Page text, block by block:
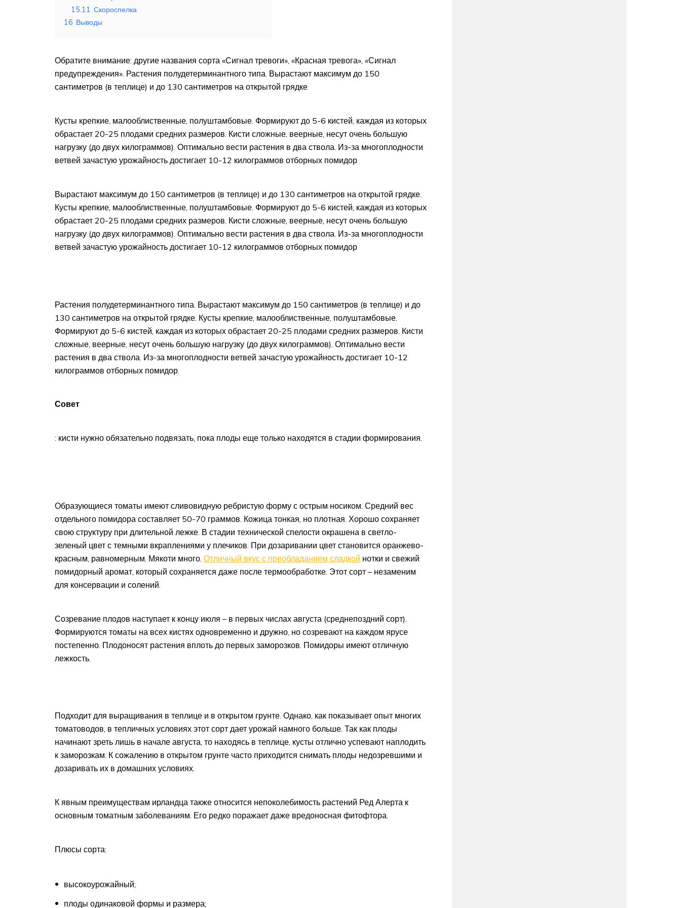
15.11 Скороспелка
16 Выводы
Обратите внимание: другие названия сорта «Сигнал тревоги», «Красная тревога», «Сигнал
предупреждения». Растения полудетерминантного типа. Вырастают максимум до 150
сантиметров (в теплице) и до 130 сантиметров на открытой грядке
Кусты крепкие, малооблиственные, полуштамбовые. Формируют до 5-6 кистей, каждая из которых
обрастает 20-25 плодами средних размеров. Кисти сложные, веерные, несут очень большую
нагрузку (до двух килограммов). Оптимально вести растения в два ствола. Из-за многоплодности
ветвей зачастую урожайность достигает 10-12 килограммов отборных помидор
Вырастают максимум до 150 сантиметров (в теплице) и до 130 сантиметров на открытой грядке.
Кусты крепкие, малооблиственные, полуштамбовые. Формируют до 5-6 кистей, каждая из которых
обрастает 20-25 плодами средних размеров. Кисти сложные, веерные, несут очень большую
нагрузку (до двух килограммов). Оптимально вести растения в два ствола. Из-за многоплодности
ветвей зачастую урожайность достигает 10-12 килограммов отборных помидор
Растения полудетерминантного типа. Вырастают максимум до 150 сантиметров (в теплице) и до
130 сантиметров на открытой грядке. Кусты крепкие, малооблиственные, полуштамбовые.
Формируют до 5-6 кистей, каждая из которых обрастает 20-25 плодами средних размеров. Кисти
сложные, веерные, несут очень большую нагрузку (до двух килограммов). Оптимально вести
растения в два ствола. Из-за многоплодности ветвей зачастую урожайность достигает 10-12
килограммов отборных помидор.
Совет
: кисти нужно обязательно подвязать, пока плоды еще только находятся в стадии формирования.
Образующиеся томаты имеют сливовидную ребристую форму с острым носиком. Средний вес
отдельного помидора составляет 50-70 граммов. Кожица тонкая, но плотная. Хорошо сохраняет
свою структуру при длительной лежке. В стадии технической спелости окрашена в светло-
зеленый цвет с темными вкраплениями у плечиков. При дозаривании цвет становится оранжево-
красным, равномерным. Мякоти много. Отличный вкус с преобладанием сладкой нотки и свежий
помидорный аромат, который сохраняется даже после термообработке. Этот сорт – незаменим
для консервации и солений.
Созревание плодов наступает к концу июля – в первых числах августа (среднепоздний сорт).
Формируются томаты на всех кистях одновременно и дружно, но созревают на каждом ярусе
постепенно. Плодоносят растения вплоть до первых заморозков. Помидоры имеют отличную
лежкость.
Подходит для выращивания в теплице и в открытом грунте. Однако, как показывает опыт многих
томатоводов, в тепличных условиях этот сорт дает урожай намного больше. Так как плоды
начинают зреть лишь в начале августа, то находясь в теплице, кусты отлично успевают наплодить
к заморозкам. К сожалению в открытом грунте часто приходится снимать плоды недозревшими и
дозаривать их в домашних условиях.
К явным преимуществам ирландца также относится непоколебимость растений Ред Алерта к
основным томатным заболеваниям. Его редко поражает даже вредоносная фитофтора.
Плюсы сорта:
высокоурожайный;
плоды одинаковой формы и размера;